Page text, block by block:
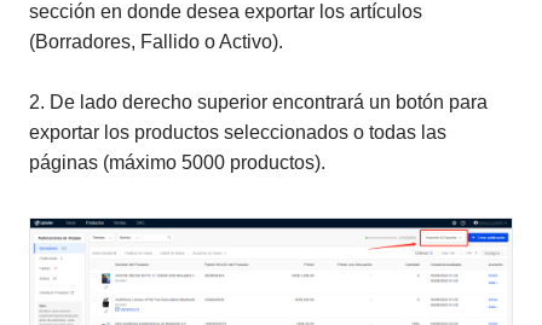
sección en donde desea exportar los artículos
(Borradores, Fallido o Activo).
2. De lado derecho superior encontrará un botón para
exportar los productos seleccionados o todas las
páginas (máximo 5000 productos).